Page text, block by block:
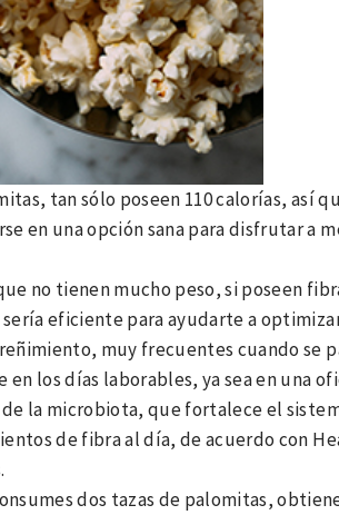
tan sólo poseen 110 calorías, así
en una opción sana para disfrutar a
no tienen mucho peso, si poseen
eficiente para ayudarte a
muy frecuentes cuando se
los días laborables, ya sea en una
la microbiota, que fortalece el
de fibra al día, de acuerdo con
dos tazas de palomitas,